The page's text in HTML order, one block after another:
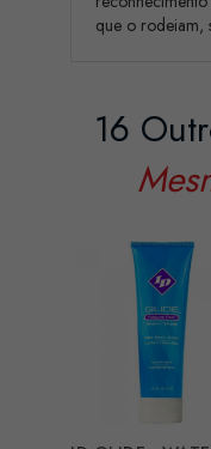
que o rodeiam,
16